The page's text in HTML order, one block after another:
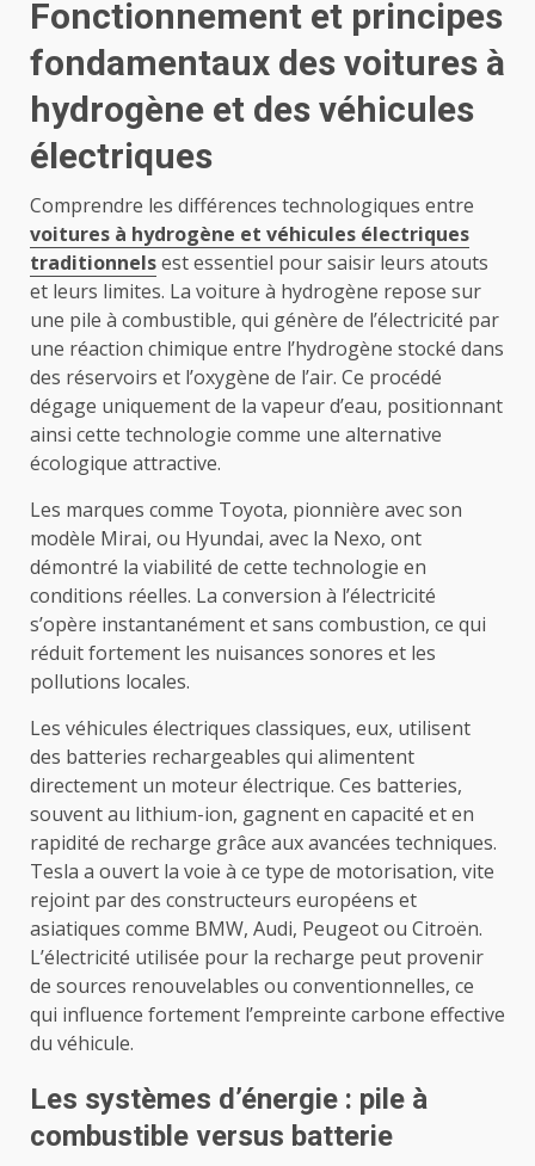
Fonctionnement et principes
fondamentaux des voitures à
hydrogène et des véhicules
électriques
Comprendre les différences technologiques entre
voitures à hydrogène et véhicules électriques
traditionnelsest essentiel pour saisir leurs atouts
et leurs limites. La voiture à hydrogène repose sur
une pile à combustible, qui génère de l’électricité par
une réaction chimique entre l’hydrogène stocké dans
des réservoirs et l’oxygène de l’air. Ce procédé
dégage uniquement de la vapeur d’eau, positionnant
ainsi cette technologie comme une alternative
écologique attractive.
Les marques comme Toyota, pionnière avec son
modèle Mirai, ou Hyundai, avec la Nexo, ont
démontré la viabilité de cette technologie en
conditions réelles. La conversion à l’électricité
s’opère instantanément et sans combustion, ce qui
réduit fortement les nuisances sonores et les
pollutions locales.
Les véhicules électriques classiques, eux, utilisent
des batteries rechargeables qui alimentent
directement un moteur électrique. Ces batteries,
souvent au lithium-ion, gagnent en capacité et en
rapidité de recharge grâce aux avancées techniques.
Tesla a ouvert la voie à ce type de motorisation, vite
rejoint par des constructeurs européens et
asiatiques comme BMW, Audi, Peugeot ou Citroën.
L’électricité utilisée pour la recharge peut provenir
de sources renouvelables ou conventionnelles, ce
qui influence fortement l’empreinte carbone effective
du véhicule.
Les systèmes d’énergie : pile à
combustible versus batterie